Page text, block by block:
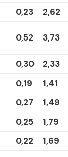
0,23 2,62
0,52 3,73
0,30
2,33
0,19
1,41
0,27
1,49
0,25
1,79
0,22
1,69